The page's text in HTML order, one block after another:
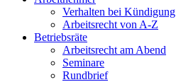
Verhalten bei Kündigung
Arbeitsrecht von A-Z
Betriebsräte
Arbeitsrecht am Abend
Seminare
Rundbrief